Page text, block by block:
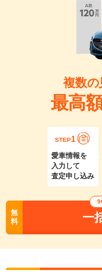
複数の
最高
STEP1
愛車情報を
入力して
査定申し込み
無
料
一